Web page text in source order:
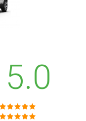
5.0